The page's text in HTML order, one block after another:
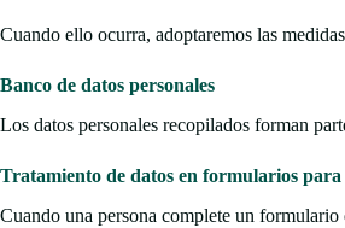
Cuando ello ocurra, adoptaremos las
Banco de datos personales
Los datos personales recopilados forman
Tratamiento de datos en formularios para
Cuando una persona complete un